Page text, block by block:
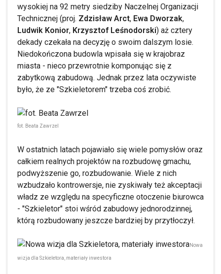
wysokiej na 92 metry siedziby Naczelnej Organizacji
Technicznej (proj. Zdzisław Arct, Ewa Dworzak,
Ludwik Konior, Krzysztof Leśnodorski) aż cztery
dekady czekała na decyzję o swoim dalszym losie.
Niedokończona budowla wpisała się w krajobraz
miasta - nieco przewrotnie komponując się z
zabytkową zabudową. Jednak przez lata oczywiste
było, że ze "Szkieletorem" trzeba coś zrobić.
fot. Beata Zawrzel
W ostatnich latach pojawiało się wiele pomysłów oraz
całkiem realnych projektów na rozbudowę gmachu,
podwyższenie go, rozbudowanie. Wiele z nich
wzbudzało kontrowersje, nie zyskiwały też akceptacji
władz ze względu na specyficzne otoczenie biurowca
- "Szkieletor" stoi wśród zabudowy jednorodzinnej,
którą rozbudowany jeszcze bardziej by przytłoczył.
Nowa
wizja dla Szkieletora, materiały inwestora